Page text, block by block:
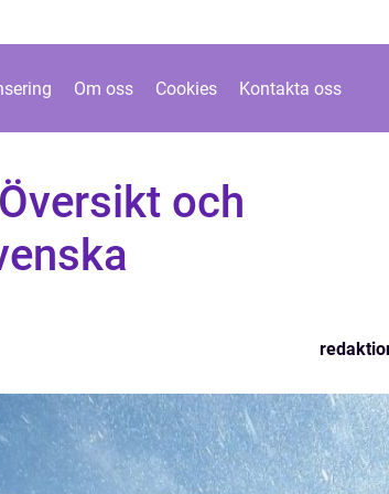
Om oss Cookies Kontakta oss
och